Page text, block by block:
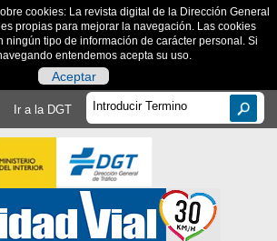
cookies: La revista digital de la Dirección General
propias para mejorar la navegación. Las cookies
ningún tipo de información de carácter personal. Si
entendemos acepta su uso.
Aceptar
Ir a la DGT